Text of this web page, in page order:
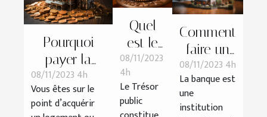
Pourquoi
payer la
taxe
immobilière ?
08/11/2023 4h
Vous êtes sur le
point d’acquérir
Quel
est le
rôle du
Trésor
public ?
08/11/2023
4h
Le Trésor
public
Comment
faire un
prêt à la
banque ?
08/11/2023 4h
La banque est
une
institution